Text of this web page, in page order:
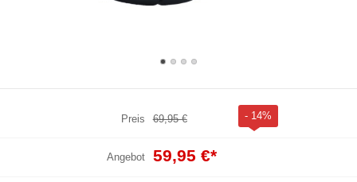
Preis 69,95 € - 14%
Angebot 59,95 €*